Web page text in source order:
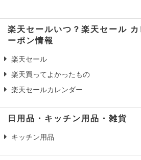
楽天セールいつ？楽天セール
ーポン情報
楽天セール
楽天買ってよかったもの
楽天セールカレンダー
日用品・キッチン用品・雑貨
キッチン用品